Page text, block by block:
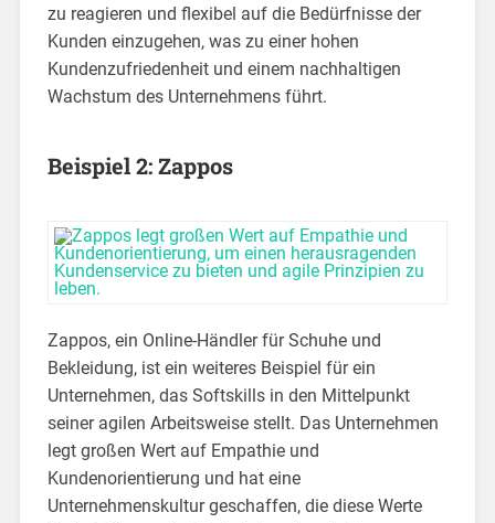
zu reagieren und flexibel auf die Bedürfnisse der
Kunden einzugehen, was zu einer hohen
Kundenzufriedenheit und einem nachhaltigen
Wachstum des Unternehmens führt.
Beispiel 2: Zappos
Zappos, ein Online-Händler für Schuhe und
Bekleidung, ist ein weiteres Beispiel für ein
Unternehmen, das Softskills in den Mittelpunkt
seiner agilen Arbeitsweise stellt. Das Unternehmen
legt großen Wert auf Empathie und
Kundenorientierung und hat eine
Unternehmenskultur geschaffen, die diese Werte